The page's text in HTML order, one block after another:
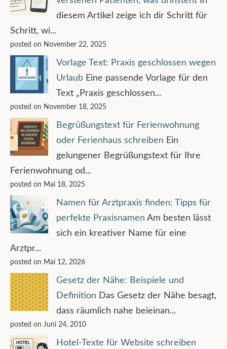
diesem Artikel zeige ich dir Schritt für
Schritt, wi...
posted on November 22, 2025
Vorlage Text: Praxis geschlossen wegen
Urlaub Eine passende Vorlage für den
Text „Praxis geschlossen...
posted on November 18, 2025
Begrüßungstext für Ferienwohnung
oder Ferienhaus schreiben Ein
gelungener Begrüßungstext für Ihre
Ferienwohnung od...
posted on Mai 18, 2025
Namen für Arztpraxis finden: Tipps für
perfekte Praxisnamen Am besten lässt
sich ein kreativer Name für eine
Arztpr...
posted on Mai 12, 2026
Gesetz der Nähe: Beispiele und
Definition Das Gesetz der Nähe besagt,
dass räumlich nahe beieinan...
posted on Juni 24, 2010
Hotel-Texte für Website schreiben